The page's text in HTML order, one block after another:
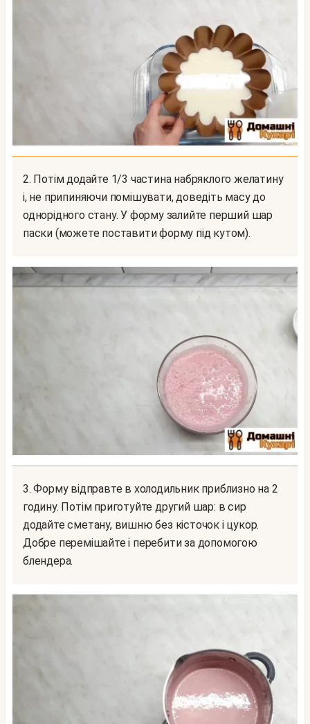
2. Потім додайте 1/3 частина набряклого желатину
і, не припиняючи помішувати, доведіть масу до
однорідного стану. У форму залийте перший шар
паски (можете поставити форму під кутом).
3. Форму відправте в холодильник приблизно на 2
годину. Потім приготуйте другий шар: в сир
додайте сметану, вишню без кісточок і цукор.
Добре перемішайте і перебити за допомогою
блендера.